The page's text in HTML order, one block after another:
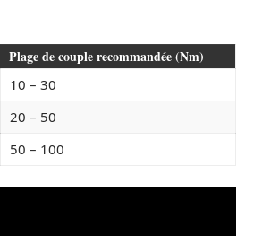
Plage de couple recommandée (Nm)
10 – 30
20 – 50
50 – 100